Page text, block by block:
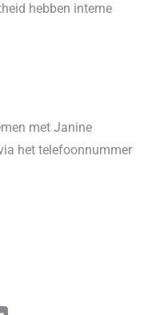
hebben interne
met Janine
het telefoonnummer